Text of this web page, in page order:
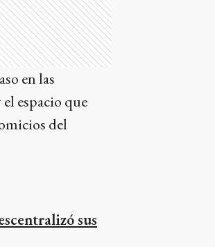
en las
espacio que
del
sus